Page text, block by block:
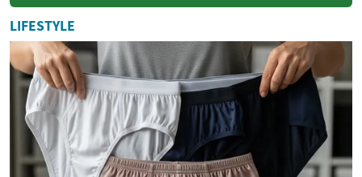
von Prophylaxe über
Prothesen bis zu I...
LIFESTYLE